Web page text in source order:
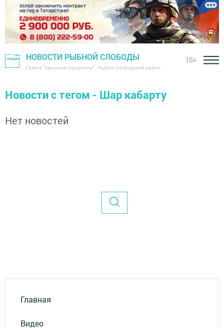
НОВОСТИ РЫБНОЙ СЛОБОДЫ
Газета "Сельские горизонты" - Рыбно-Слободский район
18+
Новости с тегом - Шар кабарту
Нет новостей
Главная
Видео